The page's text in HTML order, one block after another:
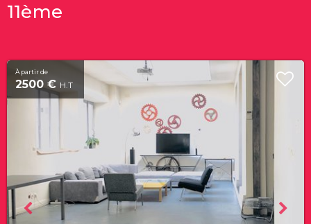
11ème
À partir de
2500 € H.T